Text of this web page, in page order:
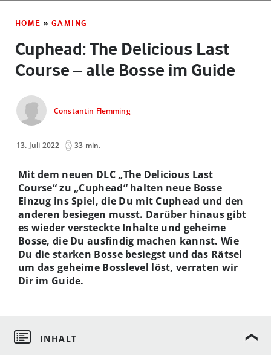
HOME » GAMING
Cuphead: The Delicious Last
Course – alle Bosse im Guide
Constantin Flemming
13. Juli 2022 33 min.
Mit dem neuen DLC „The Delicious Last
Course“ zu „Cuphead“ halten neue Bosse
Einzug ins Spiel, die Du mit Cuphead und den
anderen besiegen musst. Darüber hinaus gibt
es wieder versteckte Inhalte und geheime
Bosse, die Du ausfindig machen kannst. Wie
Du die starken Bosse besiegst und das Rätsel
um das geheime Bosslevel löst, verraten wir
Dir im Guide.